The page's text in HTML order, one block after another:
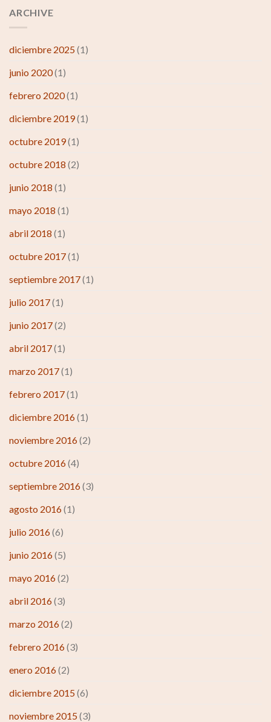
ARCHIVE
diciembre 2025(1)
junio 2020(1)
febrero 2020(1)
diciembre 2019(1)
octubre 2019(1)
octubre 2018 (2)
junio 2018 (1)
mayo 2018 (1)
abril 2018 (1)
octubre 2017(1)
septiembre 2017(1)
julio 2017(1)
junio 2017(2)
abril 2017(1)
marzo 2017(1)
febrero 2017(1)
diciembre 2016(1)
noviembre 2016(2)
octubre 2016(4)
septiembre 2016(3)
agosto 2016(1)
julio 2016(6)
junio 2016(5)
mayo 2016(2)
abril 2016(3)
marzo 2016(2)
febrero 2016(3)
enero 2016(2)
diciembre 2015(6)
noviembre 2015(3)